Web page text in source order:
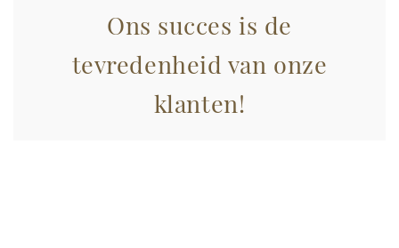
con altre informazioni che ha fornito loro o che hanno
Ons succes is de
tevredenheid van onze
klanten!